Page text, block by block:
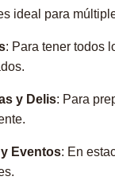
ideal para
: Para tener todos
y Delis: Para
Eventos: En